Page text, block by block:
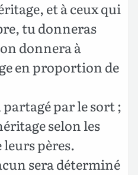
et à ceux qui
tu donneras
donnera à
en proportion de
partagé par le sort ;
selon les
pères.
sera déterminé